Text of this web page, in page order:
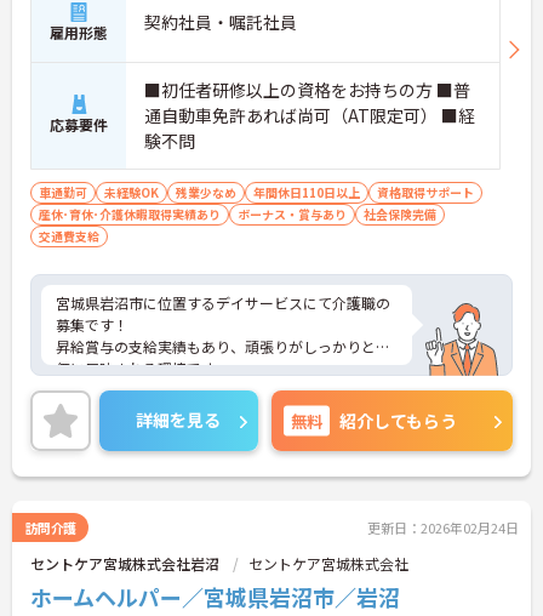
雇用形態 契約社員・嘱託社員
応募要件
■初任者研修以上の資格をお持ちの方 ■普
通自動車免許あれば尚可（AT限定可） ■経
験不問
車通勤可 未経験OK 残業少なめ 年間休日110日以上
資格取得サポート
産休･育休･介護休暇取得実績あり
ボーナス・賞与あり
社会保険完備
交通費支給
宮城県岩沼市に位置するデイサービスにて介護職の
募集です！
昇給賞与の支給実績もあり、頑張りがしっかりと評
価に反映される環境です。
ご興味ある方には、面接対策ポイントなど、さらに
詳細をお話しいたしますのでお気軽にご相談くださ
い！
詳細を見る 無料 紹介してもらう
訪問介護 更新日：2026年02月24日
セントケア宮城株式会社岩沼 セントケア宮城株式会社
ホームヘルパー／宮城県岩沼市／岩沼